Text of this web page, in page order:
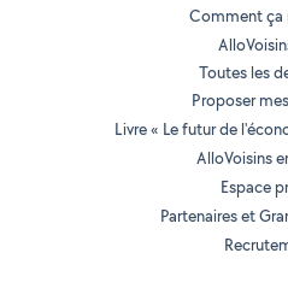
Comment ça
Toutes les
Proposer
Livre « Le futur de
AlloVoisins
Espace
Partenaires et